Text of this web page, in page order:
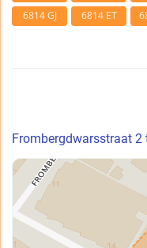
6814 GJ
6814 ET
Frombergdwarsstraat